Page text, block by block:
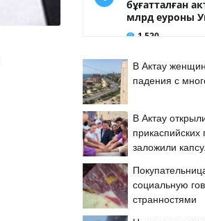
В Актау
падения с
В Актау
прикаспийских
заложили
социальную
странностями